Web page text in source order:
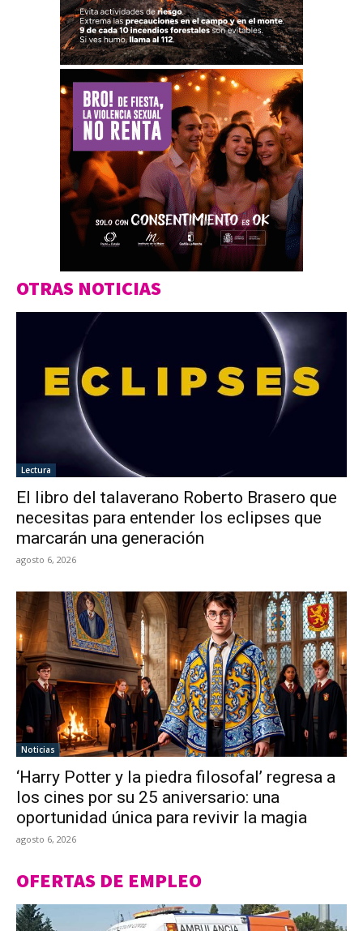
OTRAS NOTICIAS
Lectura
El libro del talaverano Roberto Brasero que
necesitas para entender los eclipses que
marcarán una generación
agosto 6, 2026
Noticias
‘Harry Potter y la piedra filosofal’ regresa a
los cines por su 25 aniversario: una
oportunidad única para revivir la magia
agosto 6, 2026
OFERTAS DE EMPLEO